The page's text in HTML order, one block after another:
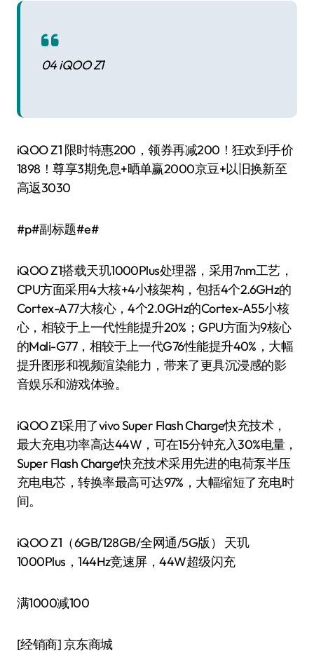
04 iQOO Z1
iQOO Z1 限时特惠200，领券再减200！狂欢到手价
1898！尊享3期免息+晒单赢2000京豆+以旧换新至
高返3030
#p#副标题#e#
iQOO Z1搭载天玑1000Plus处理器，采用7nm工艺，
CPU方面采用4大核+4小核架构，包括4个2.6GHz的
Cortex-A77大核心，4个2.0GHz的Cortex-A55小核
心，相较于上一代性能提升20%；GPU方面为9核心
的Mali-G77，相较于上一代G76性能提升40%，大幅
提升图形和视频渲染能力，带来了更具沉浸感的影
音娱乐和游戏体验。
iQOO Z1采用了vivo Super Flash Charge快充技术，
最大充电功率高达44W，可在15分钟充入30%电量，
Super Flash Charge快充技术采用先进的电荷泵半压
充电电芯，转换率最高可达97%，大幅缩短了充电时
间。
iQOO Z1（6GB/128GB/全网通/5G版） 天玑
1000Plus，144Hz竞速屏，44W超级闪充
满1000减100
[经销商]京东商城